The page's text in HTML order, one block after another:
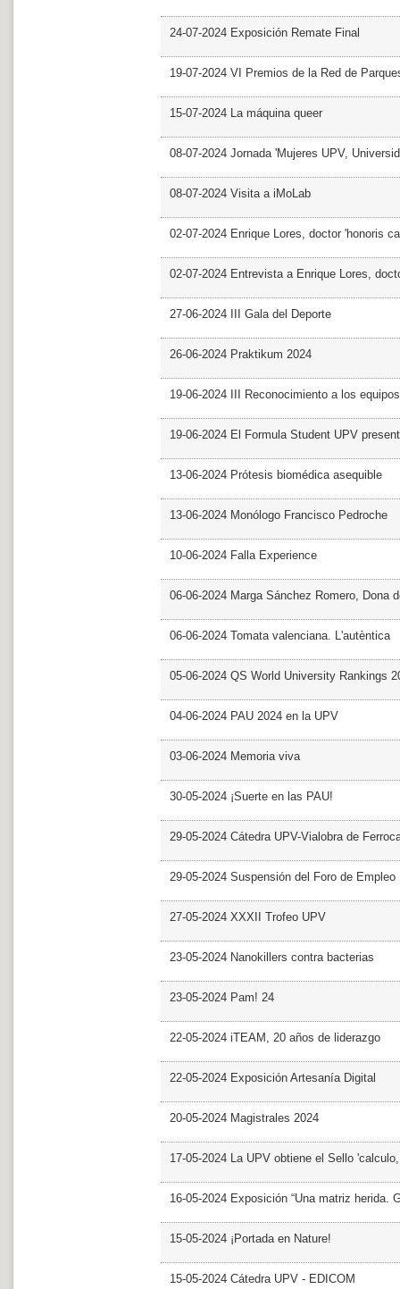
24-07-2024 Exposición Remate Final
19-07-2024 VI Premios de la Red de
15-07-2024 La máquina queer
08-07-2024 Jornada 'Mujeres UPV,
08-07-2024 Visita a iMoLab
02-07-2024 Enrique Lores, doctor 'honoris
02-07-2024 Entrevista a Enrique Lores,
27-06-2024 III Gala del Deporte
26-06-2024 Praktikum 2024
19-06-2024 III Reconocimiento a los
19-06-2024 El Formula Student UPV
13-06-2024 Prótesis biomédica asequible
13-06-2024 Monólogo Francisco Pedroche
10-06-2024 Falla Experience
06-06-2024 Marga Sánchez Romero, Dona
06-06-2024 Tomata valenciana. L'autèntica
05-06-2024 QS World University Rankings
04-06-2024 PAU 2024 en la UPV
03-06-2024 Memoria viva
30-05-2024 ¡Suerte en las PAU!
29-05-2024 Cátedra UPV-Vialobra de
29-05-2024 Suspensión del Foro de Empleo
27-05-2024 XXXII Trofeo UPV
23-05-2024 Nanokillers contra bacterias
23-05-2024 Pam! 24
22-05-2024 iTEAM, 20 años de liderazgo
22-05-2024 Exposición Artesanía Digital
20-05-2024 Magistrales 2024
17-05-2024 La UPV obtiene el Sello
16-05-2024 Exposición “Una matriz herida.
15-05-2024 ¡Portada en Nature!
15-05-2024 Cátedra UPV - EDICOM